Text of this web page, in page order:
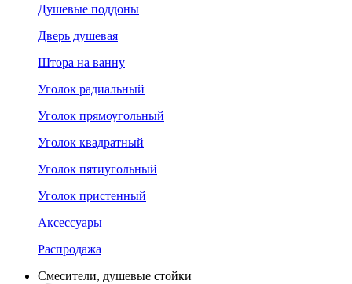
Душевые поддоны
Дверь душевая
Штора на ванну
Уголок радиальный
Уголок прямоугольный
Уголок квадратный
Уголок пятиугольный
Уголок пристенный
Аксессуары
Распродажа
Смесители, душевые стойки